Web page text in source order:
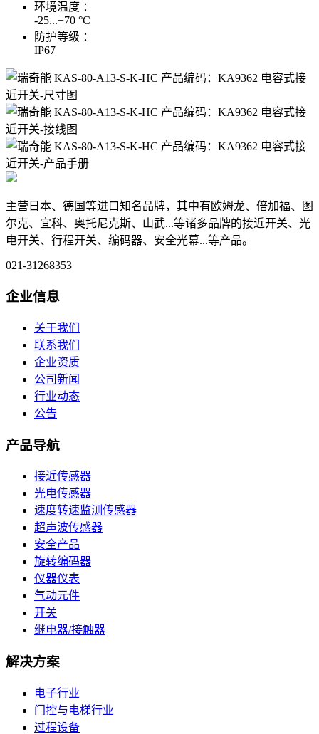
环境温度 ：
-25...+70 °C
防护等级 ：
IP67
主营日本、德国等进口知名品牌，其中有欧姆龙、倍加福、图
尔克、宜科、奥托尼克斯、山武...等诸多品牌的接近开关、光
电开关、行程开关、编码器、安全光幕...等产品。
021-31268353
企业信息
关于我们
联系我们
企业资质
公司新闻
行业动态
公告
产品导航
接近传感器
光电传感器
速度转速监测传感器
超声波传感器
安全产品
旋转编码器
仪器仪表
气动元件
开关
继电器/接触器
解决方案
电子行业
门控与电梯行业
过程设备